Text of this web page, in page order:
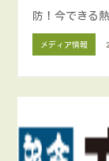
防！今できる
メディア情報